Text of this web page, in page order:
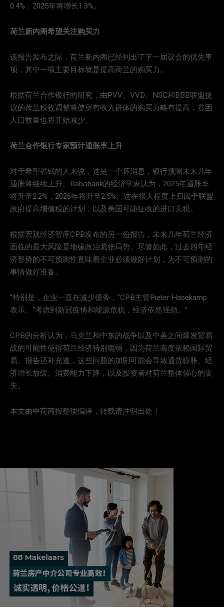
0.4%，2025年将增长1.3%。
荷兰新内阁希望关注购买力
该报告发布之际，荷兰新内阁已经列出了下一届议会的优先事
项，其中一项主要目标就是提高荷兰的购买力。
根据荷兰合作银行的研究，由PVV、VVD、NSC和BBB联盟提
议的荷兰税收调整将使所有收入群体的购买力略有提高，贫困
人口数量也将开始减少。
荷兰合作银行专家预计通胀率上升
对于希望省钱的人来说，这是一个坏消息，银行预测未来几年
通胀将继续上升。Rabobank的经济学家认为，2025年通胀率
将升至2.2%，2026年将升至2.5%。这在很大程度上归因于联盟
政府提高增值税的计划，以及美国可能征收的进口关税。
根据宏观经济智库CPB发布的另一份报告，未来几年荷兰经济
面临的最大风险是地缘政治紧张局势。尽管如此，过去四年经
济形势的不可预测性意味着企业必须做好计划，为不可预测的
事情做好准备。
“特别是，企业一直在减少债务，”CPB主管Pieter Hasekamp
表示。“考虑到新冠疫情和能源危机，经济依然强劲。”
CPB的分析认为，乌克兰和中东的战争以及中美之间爆发贸易
战的可能性使得荷兰经济特别脆弱，因为荷兰高度依赖国际贸
易。报告还补充道，这些问题的加剧可能会导致通货膨胀、经
济增长放缓、消费能力下降，以及投资者对荷兰整体信心的丧
失。
本文由中荷商报整理编译，转载请注明出处！